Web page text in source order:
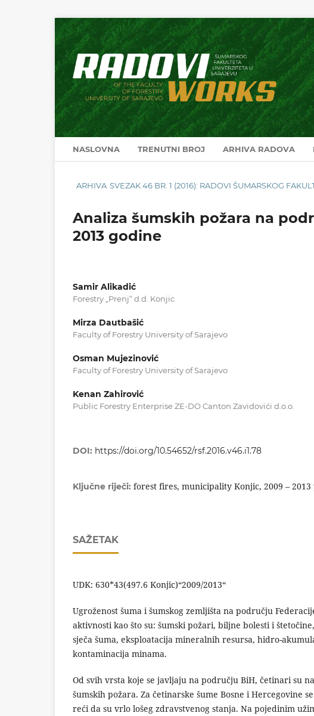
NASLOVNA TRENUTNI BROJ ARHIVA RADOVA
ARHIVA SVEZAK 46 BR. 1 (2016): RADOVI ŠUMARSKOG
Analiza šumskih požara na
2013 godine
Samir Alikadić
Forestry „Prenj“ d.d. Konjic
Mirza Dautbašić
Faculty of Forestry University of Sarajevo
Osman Mujezinović
Faculty of Forestry University of Sarajevo
Kenan Zahirović
Public Forestry Enterprise ZE-DO Canton Zavidovići d.o.o.
DOI: https://doi.org/10.54652/rsf.2016.v46.i1.78
Ključne riječi: forest fires, municipality Konjic, 2009 – 2013
SAŽETAK
UDK: 630*43(497.6 Konjic)“2009/2013“
Ugroženost šuma i šumskog zemljišta na području
aktivnosti kao što su: šumski požari, biljne bolesti i
sječa šuma, eksploatacija mineralnih resursa, hidro-
kontaminacija minama.
Od svih vrsta koje se javljaju na području BiH, četinari su
šumskih požara. Za četinarske šume Bosne i Hercegovine
reći da su vrlo lošeg zdravstvenog stanja. Na pojedinim